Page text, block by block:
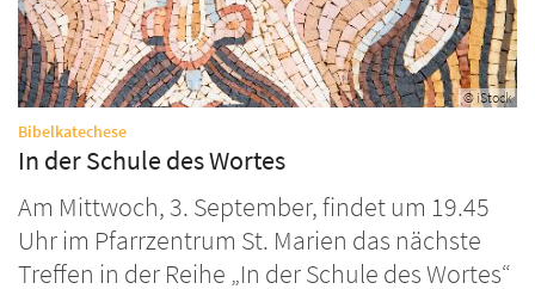
© iStock
Bibelkatechese:
In der Schule des Wortes
Am Mittwoch, 3. September, findet um 19.45
Uhr im Pfarrzentrum St. Marien das nächste
Treffen in der Reihe „In der Schule des Wortes“